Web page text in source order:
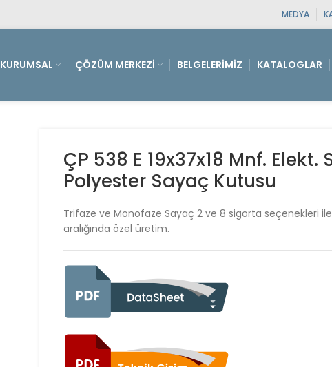
MEDYA
KURUMSAL ÇÖZÜM MERKEZI BELGELERIMIZ KATALOGLAR
ÇP 538 E 19x37x18 Mnf.
Polyester Sayaç Kutusu
Trifaze ve Monofaze Sayaç 2 ve 8 sigorta seçenekleri
aralığında özel üretim.